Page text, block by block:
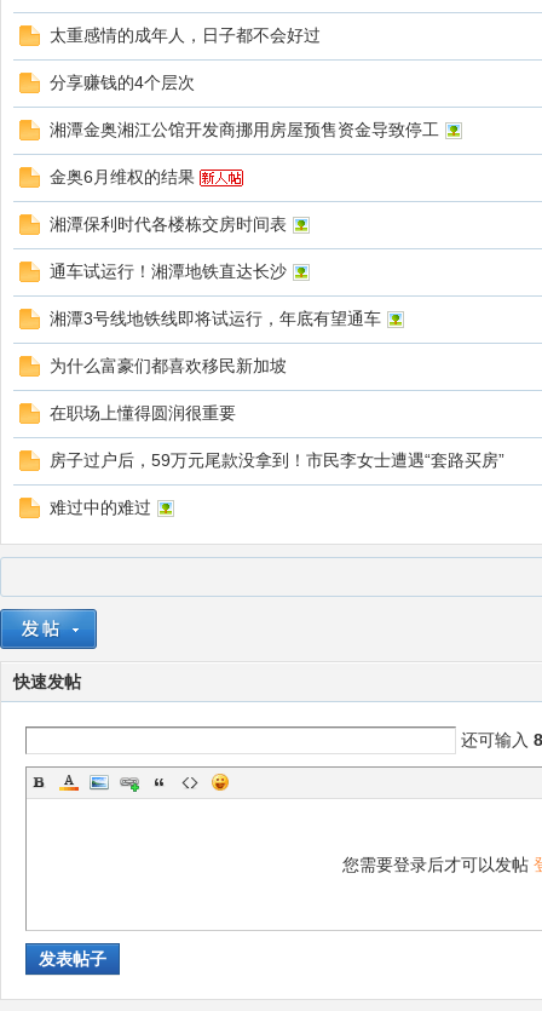
太重感情的成年人，日子都不会好过
分享赚钱的4个层次
湘潭金奥湘江公馆开发商挪用房屋预售资金导致停工
金奥6月维权的结果
湘潭保利时代各楼栋交房时间表
通车试运行！湘潭地铁直达长沙
湘潭3号线地铁线即将试运行，年底有望通车
为什么富豪们都喜欢移民新加坡
在职场上懂得圆润很重要
房子过户后，59万元尾款没拿到！市民李女士遭遇“套路买房”
难过中的难过
快速发帖
还可输入
您需要登录后才可以发帖
发表帖子